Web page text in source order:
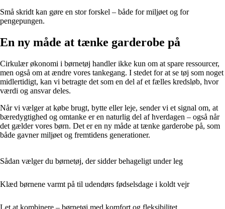
Små skridt kan gøre en stor forskel – både for miljøet og for
pengepungen.
En ny måde at tænke garderobe på
Cirkulær økonomi i børnetøj handler ikke kun om at spare ressourcer,
men også om at ændre vores tankegang. I stedet for at se tøj som noget
midlertidigt, kan vi betragte det som en del af et fælles kredsløb, hvor
værdi og ansvar deles.
Når vi vælger at købe brugt, bytte eller leje, sender vi et signal om, at
bæredygtighed og omtanke er en naturlig del af hverdagen – også når
det gælder vores børn. Det er en ny måde at tænke garderobe på, som
både gavner miljøet og fremtidens generationer.
Sådan vælger du børnetøj, der sidder behageligt under leg
Klæd børnene varmt på til udendørs fødselsdage i koldt vejr
Let at kombinere – børnetøj med komfort og fleksibilitet